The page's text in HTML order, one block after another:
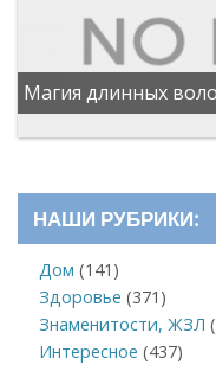
Магия длинных
НАШИ РУБРИКИ:
Дом (141)
Здоровье (371)
Знаменитости, ЖЗЛ
Интересное (437)